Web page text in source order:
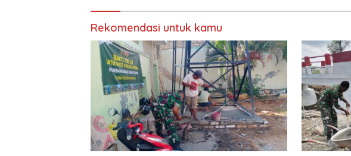
Rekomendasi untuk kamu